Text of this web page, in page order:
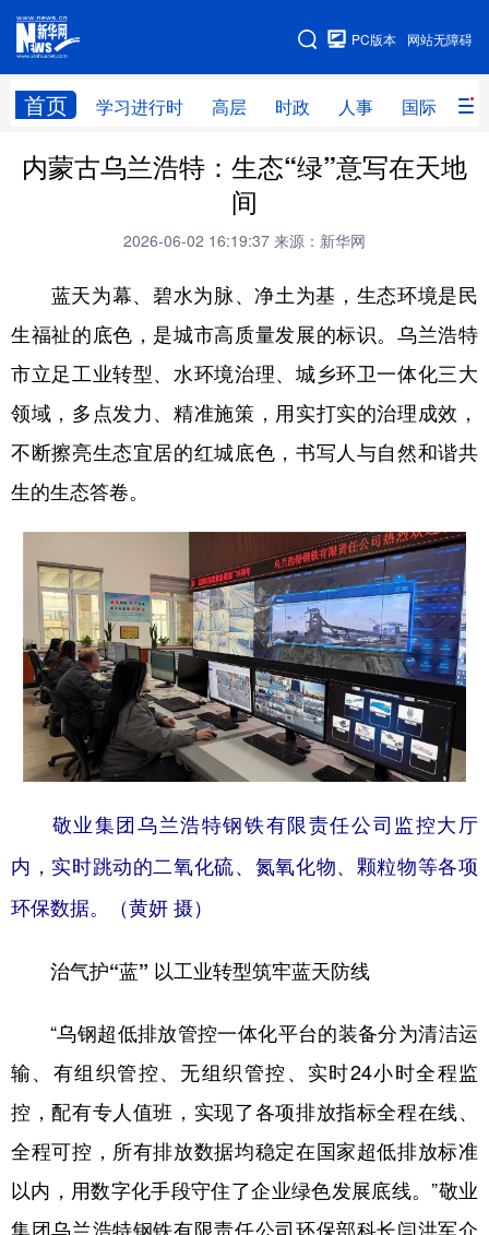
网站无障碍
PC版本
首页 学习进行时 高层 时政 人事 国际 财
网站地图
学习进行时 高层 时政 人事
全球连线
科技 科创 量子 体育
文化 书画 健康 军事
法律 中央文件 金融 汽车
食品
学术中国 乡村振兴 银龄 溯源中国
城市 旅游 能源 会展
彩票 娱乐 时尚 悦读
公益 一带一路 亚太网 上市公司
文化产业
山东 河南 湖北
广东 广西 海南 重庆
四川 贵州 云南 西藏
陕西 甘肃 青海 宁夏
新疆 内蒙古 黑龙江
内蒙古乌兰浩特：生态“绿”意写在天地
间
2026-06-02 16:19:37 来源：新华网
蓝天为幕、碧水为脉、净土为基，生态环境是民
生福祉的底色，是城市高质量发展的标识。乌兰浩特
市立足工业转型、水环境治理、城乡环卫一体化三大
领域，多点发力、精准施策，用实打实的治理成效，
不断擦亮生态宜居的红城底色，书写人与自然和谐共
生的生态答卷。
敬业集团乌兰浩特钢铁有限责任公司监控大厅
内，实时跳动的二氧化硫、氮氧化物、颗粒物等各项
环保数据。（黄妍 摄）
治气护“蓝” 以工业转型筑牢蓝天防线
“乌钢超低排放管控一体化平台的装备分为清洁运
输、有组织管控、无组织管控、实时24小时全程监
控，配有专人值班，实现了各项排放指标全程在线、
全程可控，所有排放数据均稳定在国家超低排放标准
以内，用数字化手段守住了企业绿色发展底线。”敬业
集团乌兰浩特钢铁有限责任公司环保部科长闫洪军介